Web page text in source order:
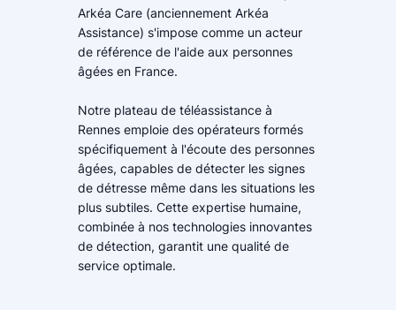
Arkéa Care (anciennement Arkéa
Assistance) s'impose comme un acteur
de référence de l'aide aux personnes
âgées en France.
Notre plateau de téléassistance à
Rennes emploie des opérateurs formés
spécifiquement à l'écoute des personnes
âgées, capables de détecter les signes
de détresse même dans les situations les
plus subtiles. Cette expertise humaine,
combinée à nos technologies innovantes
de détection, garantit une qualité de
service optimale.